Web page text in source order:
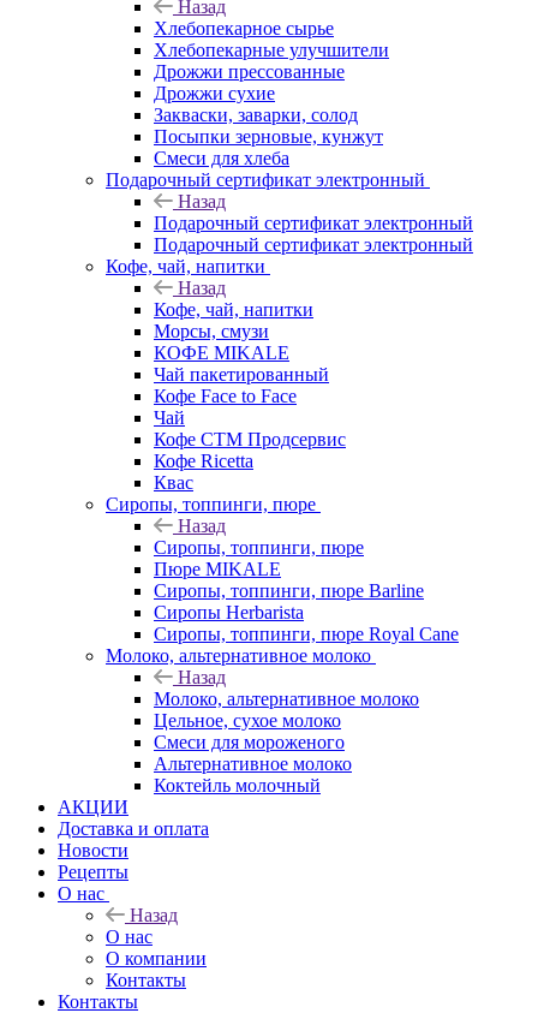
Назад
Хлебопекарное сырье
Хлебопекарные улучшители
Дрожжи прессованные
Дрожжи сухие
Закваски, заварки, солод
Посыпки зерновые, кунжут
Смеси для хлеба
Подарочный сертификат электронный
Назад
Подарочный сертификат электронный
Подарочный сертификат электронный
Кофе, чай, напитки
Назад
Кофе, чай, напитки
Морсы, смузи
КОФЕ MIKALE
Чай пакетированный
Кофе Face to Face
Чай
Кофе СТМ Продсервис
Кофе Ricetta
Квас
Сиропы, топпинги, пюре
Назад
Сиропы, топпинги, пюре
Пюре MIKALE
Сиропы, топпинги, пюре Barline
Сиропы Herbarista
Сиропы, топпинги, пюре Royal Cane
Молоко, альтернативное молоко
Назад
Молоко, альтернативное молоко
Цельное, сухое молоко
Смеси для мороженого
Альтернативное молоко
Коктейль молочный
АКЦИИ
Доставка и оплата
Новости
Рецепты
О нас
Назад
О нас
О компании
Контакты
Контакты